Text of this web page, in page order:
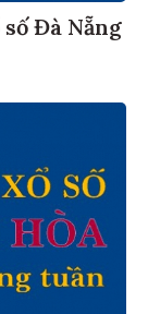
Đà Nẵng